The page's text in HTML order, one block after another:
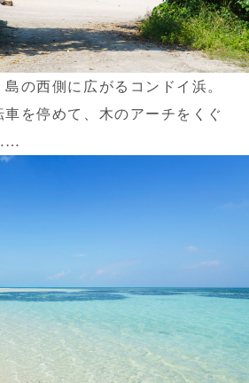
の西側に広がるコンドイ浜。
車を停めて、木のアーチをくぐ